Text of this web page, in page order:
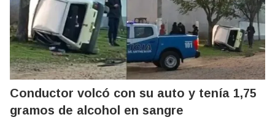
Conductor volcó con su auto y tenía 1,75
gramos de alcohol en sangre